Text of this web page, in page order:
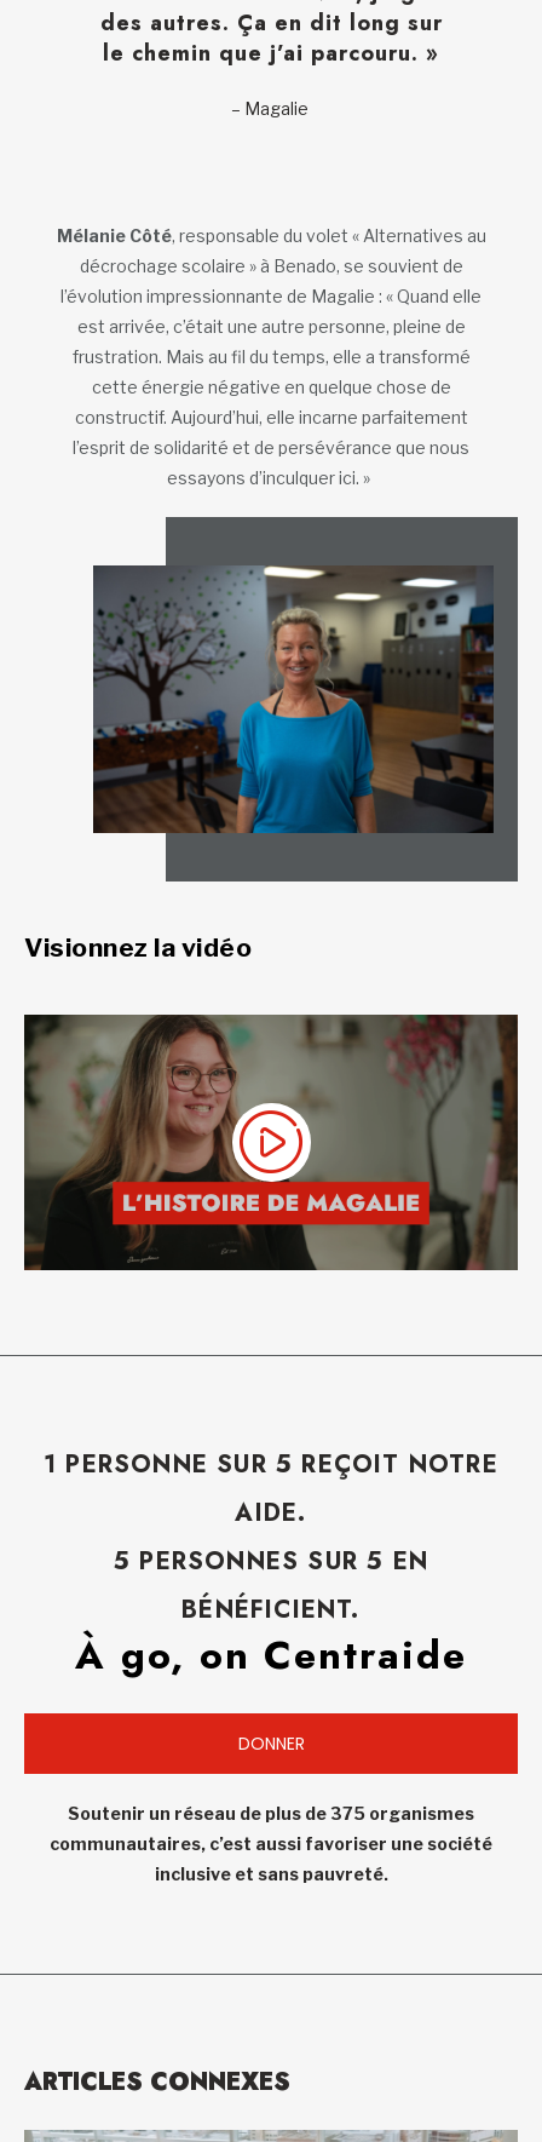
des autres. Ça en dit long sur
le chemin que j’ai parcouru. »
– Magalie
Mélanie Côté, responsable du volet « Alternatives au
décrochage scolaire » à Benado, se souvient de
l’évolution impressionnante de Magalie : « Quand elle
est arrivée, c’était une autre personne, pleine de
frustration. Mais au fil du temps, elle a transformé
cette énergie négative en quelque chose de
constructif. Aujourd’hui, elle incarne parfaitement
l’esprit de solidarité et de persévérance que nous
essayons d’inculquer ici. »
Visionnez la vidéo
1 PERSONNE SUR 5 REÇOIT NOTRE
AIDE.
5 PERSONNES SUR 5 EN
BÉNÉFICIENT.
À go, on Centraide
DONNER
Soutenir un réseau de plus de 375 organismes
communautaires, c’est aussi favoriser une société
inclusive et sans pauvreté.
ARTICLES CONNEXES